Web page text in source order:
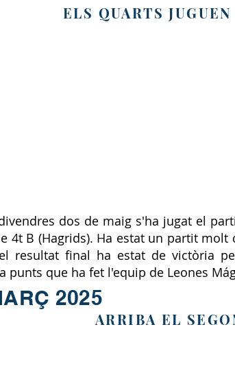
ELS QUARTS
dos de maig s'ha jugat el
4t B (Hagrids). Ha estat un partit
resultat final ha estat de victòria
punts que ha fet l'equip de Leones
2025
ARRIBA EL